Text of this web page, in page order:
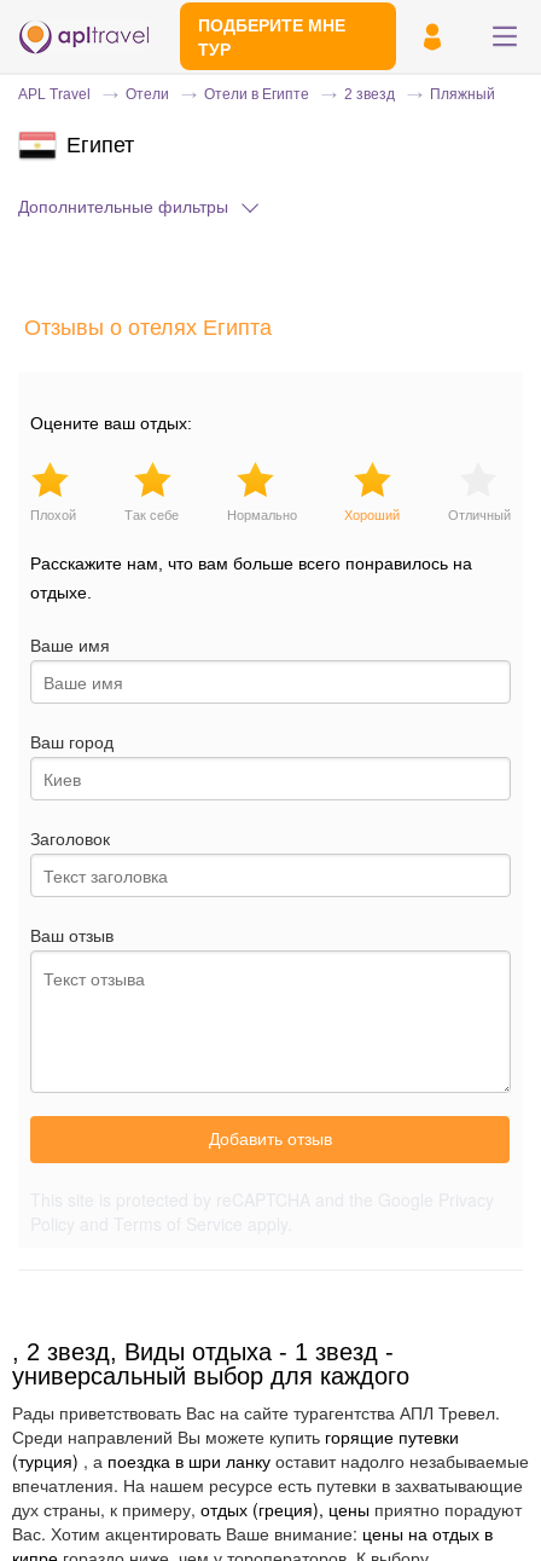
ПОДБЕРИТЕ МНЕ
ТУР
Отправьте свой номер телефона
APL Travel Отели Отели в Египте 2 звезд Пляжный
Египет
Дополнительные фильтры
Отзывы о отелях Египта
Оцените ваш отдых:
Плохой Так себе Нормально Хороший Отличный
Расскажите нам, что вам больше всего понравилось на
отдыхе.
Ваше имя
Ваш город
Заголовок
Ваш отзыв
Добавить отзыв
, 2 звезд, Виды отдыха - 1 звезд -
универсальный выбор для каждого
Рады приветствовать Вас на сайте турагентства АПЛ Тревел.
Среди направлений Вы можете купить горящие путевки
(турция) , а поездка в шри ланку оставит надолго незабываемые
впечатления. На нашем ресурсе есть путевки в захватывающие
дух страны, к примеру, отдых (греция), цены приятно порадуют
Вас. Хотим акцентировать Ваше внимание: цены на отдых в